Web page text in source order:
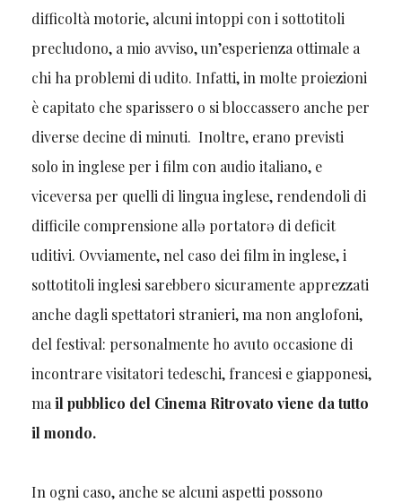
difficoltà motorie, alcuni intoppi con i sottotitoli
precludono, a mio avviso, un’esperienza ottimale a
chi ha problemi di udito. Infatti, in molte proiezioni
è capitato che sparissero o si bloccassero anche per
diverse decine di minuti. Inoltre, erano previsti
solo in inglese per i film con audio italiano, e
viceversa per quelli di lingua inglese, rendendoli di
difficile comprensione allə portatorə di deficit
uditivi. Ovviamente, nel caso dei film in inglese, i
sottotitoli inglesi sarebbero sicuramente apprezzati
anche dagli spettatori stranieri, ma non anglofoni,
del festival: personalmente ho avuto occasione di
incontrare visitatori tedeschi, francesi e giapponesi,
ma il pubblico del Cinema Ritrovato viene da tutto
il mondo.
In ogni caso, anche se alcuni aspetti possono